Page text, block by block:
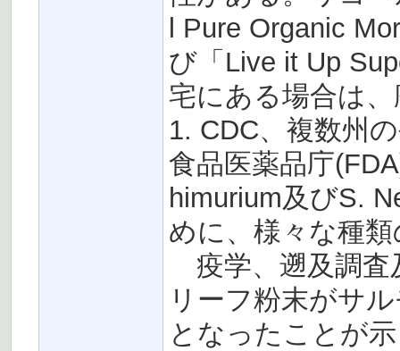
l Pure Organic
び「Live it Up
宅にある場合は
1. CDC、複数州
食品医薬品庁
himurium及びS.
めに、様々な種
疫学、遡及調査
リーフ粉末がサ
となったことが